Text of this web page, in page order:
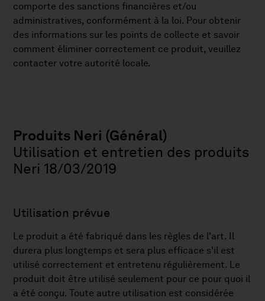
comporte des sanctions financières et/ou
administratives, conformément à la loi. Pour obtenir
des informations sur les points de collecte et savoir
comment éliminer correctement ce produit, veuillez
contacter votre autorité locale.
Produits Neri (Général)
Utilisation et entretien des produits
Neri 18/03/2019
Utilisation prévue
Le produit a été fabriqué dans les règles de l'art. Il
durera plus longtemps et sera plus efficace s'il est
utilisé correctement et entretenu régulièrement. Le
produit doit être utilisé seulement pour ce pour quoi il
a été conçu. Toute autre utilisation est considérée